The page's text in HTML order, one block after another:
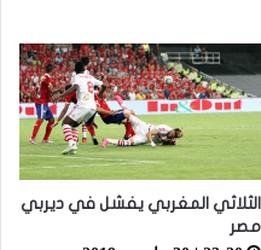
الثلاثي المغربي يفشل في ديربي
مصر